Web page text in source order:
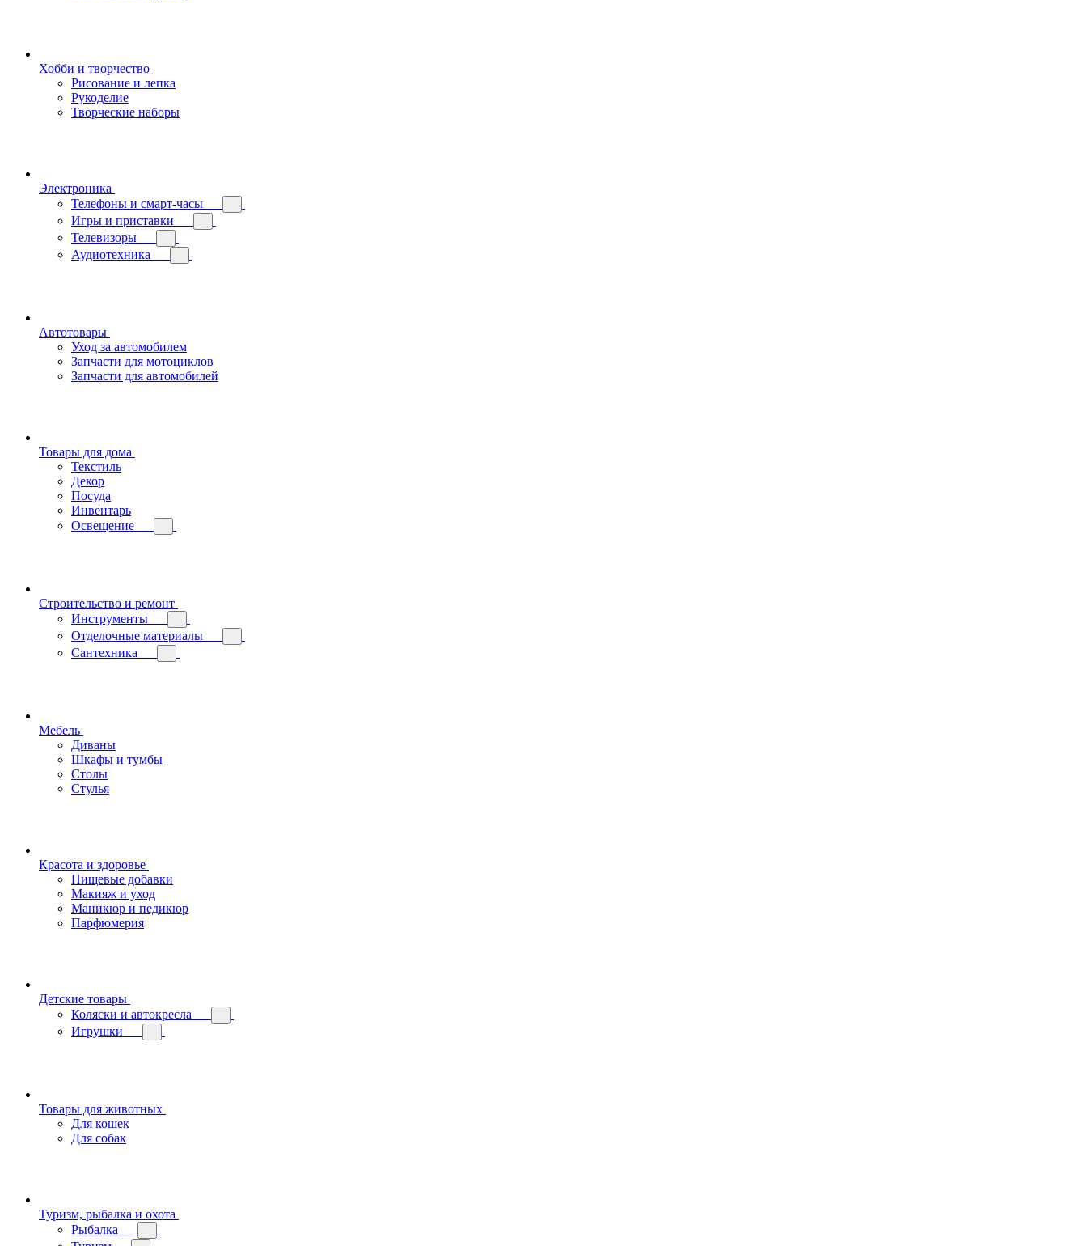
Хобби и творчество
Рисование и лепка
Рукоделие
Творческие наборы
Электроника
Телефоны и смарт-часы
Игры и приставки
Телевизоры
Аудиотехника
Автотовары
Уход за автомобилем
Запчасти для мотоциклов
Запчасти для автомобилей
Товары для дома
Текстиль
Декор
Посуда
Инвентарь
Освещение
Строительство и ремонт
Инструменты
Отделочные материалы
Сантехника
Мебель
Диваны
Шкафы и тумбы
Столы
Стулья
Красота и здоровье
Пищевые добавки
Макияж и уход
Маникюр и педикюр
Парфюмерия
Детские товары
Коляски и автокресла
Игрушки
Товары для животных
Для кошек
Для собак
Туризм, рыбалка и охота
Рыбалка